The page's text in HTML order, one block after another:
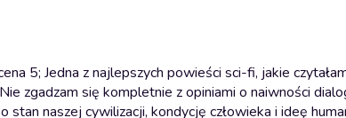
5; Jedna z najlepszych powieści sci-fi, jakie
zgadzam się kompletnie z opiniami o naiwności
naszej cywilizacji, kondycję człowieka i ideę